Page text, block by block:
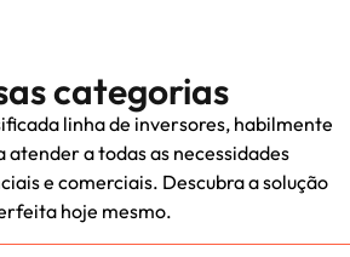
categorias
linha de inversores, habilmente
atender a todas as necessidades
e comerciais. Descubra a solução
hoje mesmo.